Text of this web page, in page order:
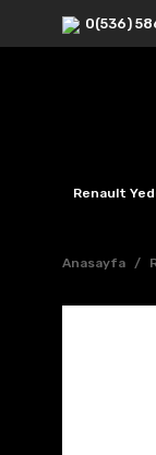
0(536)
Renault
Anasayfa